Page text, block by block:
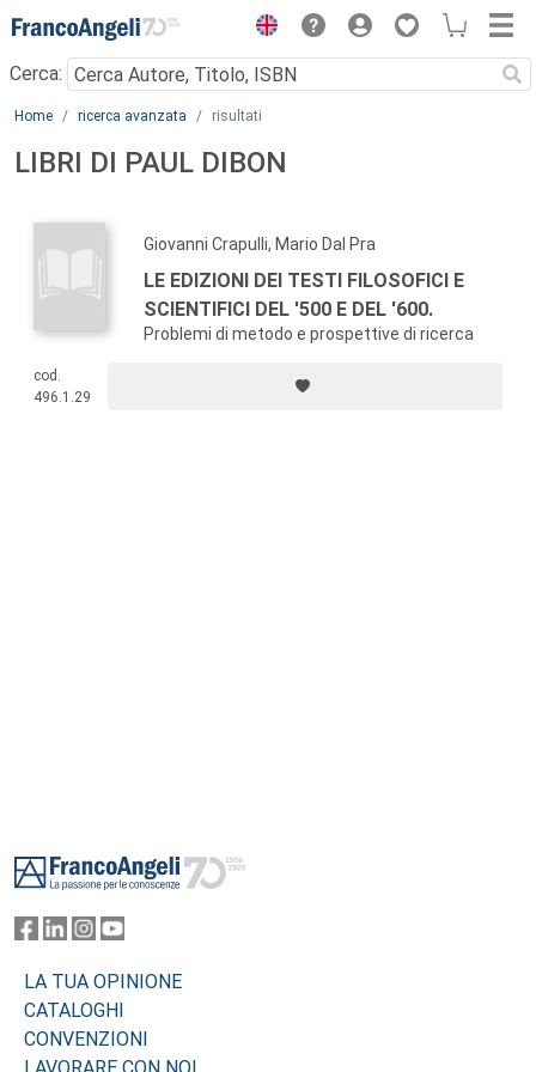
Menu
Cerca:
Main content
Home ricerca avanzata risultati
LIBRI DI PAUL DIBON
Giovanni Crapulli, Mario Dal Pra
LE EDIZIONI DEI TESTI FILOSOFICI E
SCIENTIFICI DEL '500 E DEL '600.
Problemi di metodo e prospettive di ricerca
cod.
496.1.29
LA TUA OPINIONE
CATALOGHI
CONVENZIONI